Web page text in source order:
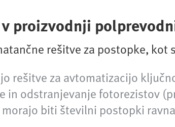
proizvodnji
rešitve za postopke, kot
rešitve za avtomatizacijo
in odstranjevanje fotorezistov
morajo biti številni postopki